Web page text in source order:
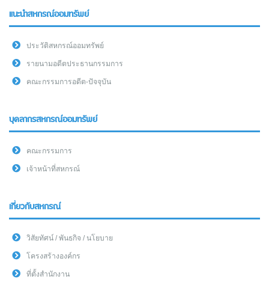
แนะนำสหกรณ์ออมทรัพย์
ประวัติสหกรณ์ออมทรัพย์
รายนามอดีตประธานกรรมการ
คณะกรรมการอดีต-ปัจจุบัน
บุคลากรสหกรณ์ออมทรัพย์
คณะกรรมการ
เจ้าหน้าที่สหกรณ์
เกี่ยวกับสหกรณ์
วิสัยทัศน์ / พันธกิจ / นโยบาย
โครงสร้างองค์กร
ที่ตั้งสำนักงาน